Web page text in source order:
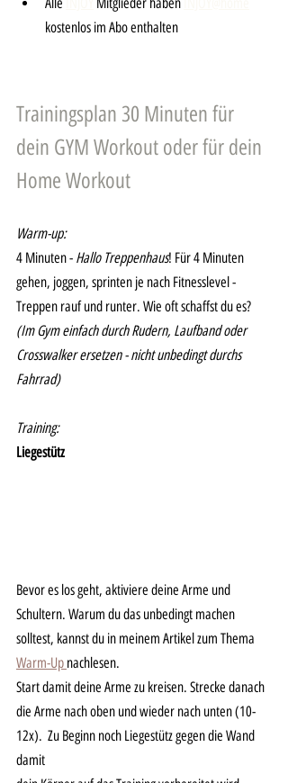
Alle
Mitglieder haben
kostenlos im Abo enthalten
Trainingsplan 30 Minuten für
dein GYM Workout oder für dein
Home Workout
Warm-up:
4 Minuten - Hallo Treppenhaus! Für 4 Minuten
gehen, joggen, sprinten je nach Fitnesslevel -
Treppen rauf und runter. Wie oft schaffst du es?
(Im Gym einfach durch Rudern, Laufband oder
Crosswalker ersetzen - nicht unbedingt durchs
Fahrrad)
Training:
Liegestütz
Bevor es los geht, aktiviere deine Arme und
Schultern. Warum du das unbedingt machen
solltest, kannst du in meinem Artikel zum Thema
Warm-Up nachlesen.
Start damit deine Arme zu kreisen. Strecke danach
die Arme nach oben und wieder nach unten (10-
12x).  Zu Beginn noch Liegestütz gegen die Wand
damit